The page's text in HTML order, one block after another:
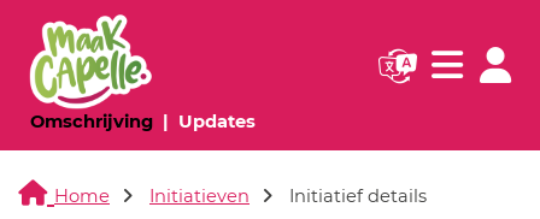
Omschrijving(huidige pagina)
Updates(huidige pagina)
Navigatie
Home Initiatieven Initiatief details